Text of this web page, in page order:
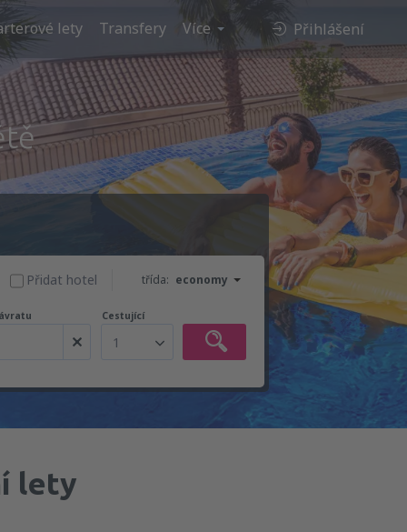
lety Transfery Více Přihlášení
třída: economy
Přidat hotel
Cestující
1
lety